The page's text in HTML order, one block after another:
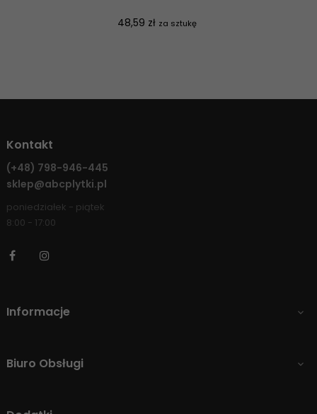
Cena
48,59 zł za sztukę
Kontakt
(+48) 798-946-445
sklep@abcplytki.pl
poniedziałek - piątek
8:00 - 17:00
Facebook
Informacje 
Biuro Obsługi 